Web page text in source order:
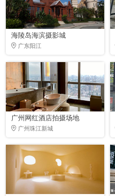
海陵岛海滨摄影城
广东阳江
广州网红酒店拍摄场地
广州珠江新城